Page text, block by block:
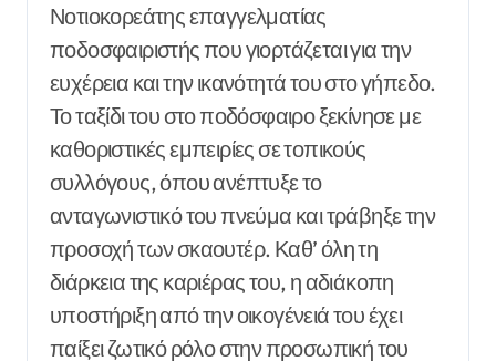
Νοτιοκορεάτης επαγγελματίας
ποδοσφαιριστής που γιορτάζεται για την
ευχέρεια και την ικανότητά του στο γήπεδο.
Το ταξίδι του στο ποδόσφαιρο ξεκίνησε με
καθοριστικές εμπειρίες σε τοπικούς
συλλόγους, όπου ανέπτυξε το
ανταγωνιστικό του πνεύμα και τράβηξε την
προσοχή των σκαουτέρ. Καθ’ όλη τη
διάρκεια της καριέρας του, η αδιάκοπη
υποστήριξη από την οικογένειά του έχει
παίξει ζωτικό ρόλο στην προσωπική του